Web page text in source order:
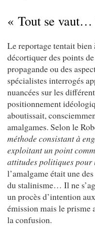
« Tout se vaut…
Le reportage tentait bien
décortiquer des points
propagande ou des
spécialistes interrogés
nuancées sur les
positionnement
aboutissait,
amalgames. Selon le
méthode consistant à
exploitant un point
attitudes politiques pour
l’amalgame était une
du stalinisme… Il ne
un procès d’intention
émission mais le prisme
la confusion.